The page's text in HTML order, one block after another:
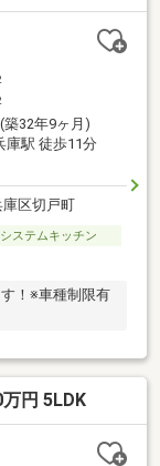
築32年9ヶ月)
庫駅 徒歩11分
区切戸町
システムキッチン
！※車種制限有
円 5LDK